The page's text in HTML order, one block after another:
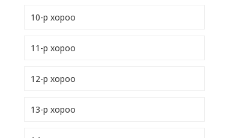
10-р хороо
11-р хороо
12-р хороо
13-р хороо